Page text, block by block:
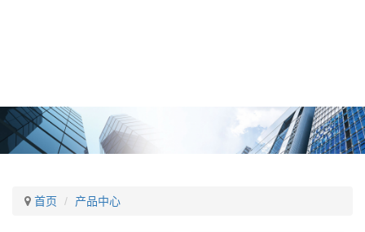
首页 产品中心